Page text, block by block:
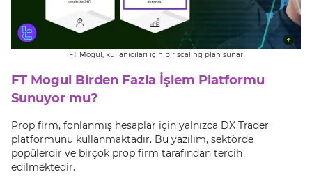
FT Mogul, kullanıcıları için bir scaling plan sunar
FT Mogul Birden Fazla İşlem Platformu
Sunuyor mu?
Prop firm, fonlanmış hesaplar için yalnızca DX Trader
platformunu kullanmaktadır. Bu yazılım, sektörde
popülerdir ve birçok prop firm tarafından tercih
edilmektedir.